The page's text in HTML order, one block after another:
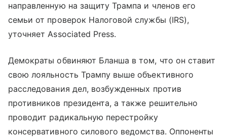
направленную на защиту Трампа и членов его
семьи от проверок Налоговой службы (IRS),
уточняет Associated Press.
Демократы обвиняют Бланша в том, что он ставит
свою лояльность Трампу выше объективного
расследования дел, возбужденных против
противников президента, а также решительно
проводит радикальную перестройку
консервативного силового ведомства. Оппоненты